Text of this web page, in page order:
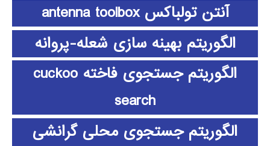
آنتن تولباکس antenna toolbox
الگوریتم بهینه سازی شعله-پروانه
الگوریتم جستجوی فاخته cuckoo
search
الگوریتم جستجوی محلی گرانشی